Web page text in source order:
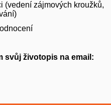
(vedení zájmových kroužků,
svůj životopis na email: